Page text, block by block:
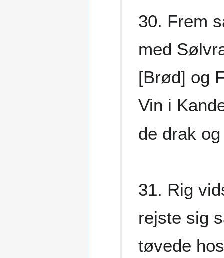
30. Frem
med
[Brød] og
Vin i
de drak
31. Rig
rejste sig
tøvede